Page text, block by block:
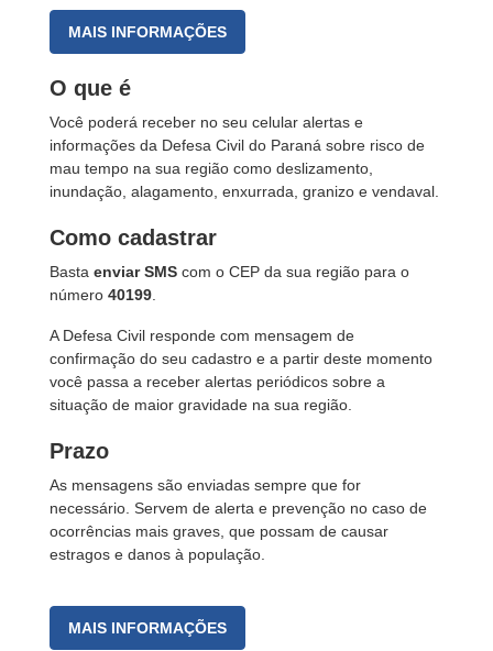
MAIS INFORMAÇÕES
O que é
Você poderá receber no seu celular alertas e
informações da Defesa Civil do Paraná sobre risco de
mau tempo na sua região como deslizamento,
inundação, alagamento, enxurrada, granizo e vendaval.
Como cadastrar
Basta enviar SMS com o CEP da sua região para o
número 40199
A Defesa Civil responde com mensagem de
confirmação do seu cadastro e a partir deste momento
você passa a receber alertas periódicos sobre a
situação de maior gravidade na sua região.
Prazo
As mensagens são enviadas sempre que for
necessário. Servem de alerta e prevenção no caso de
ocorrências mais graves, que possam de causar
estragos e danos à população.
MAIS INFORMAÇÕES